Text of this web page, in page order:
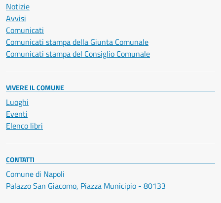
Notizie
Avvisi
Comunicati
Comunicati stampa della Giunta Comunale
Comunicati stampa del Consiglio Comunale
VIVERE IL COMUNE
Luoghi
Eventi
Elenco libri
CONTATTI
Comune di Napoli
Palazzo San Giacomo, Piazza Municipio - 80133